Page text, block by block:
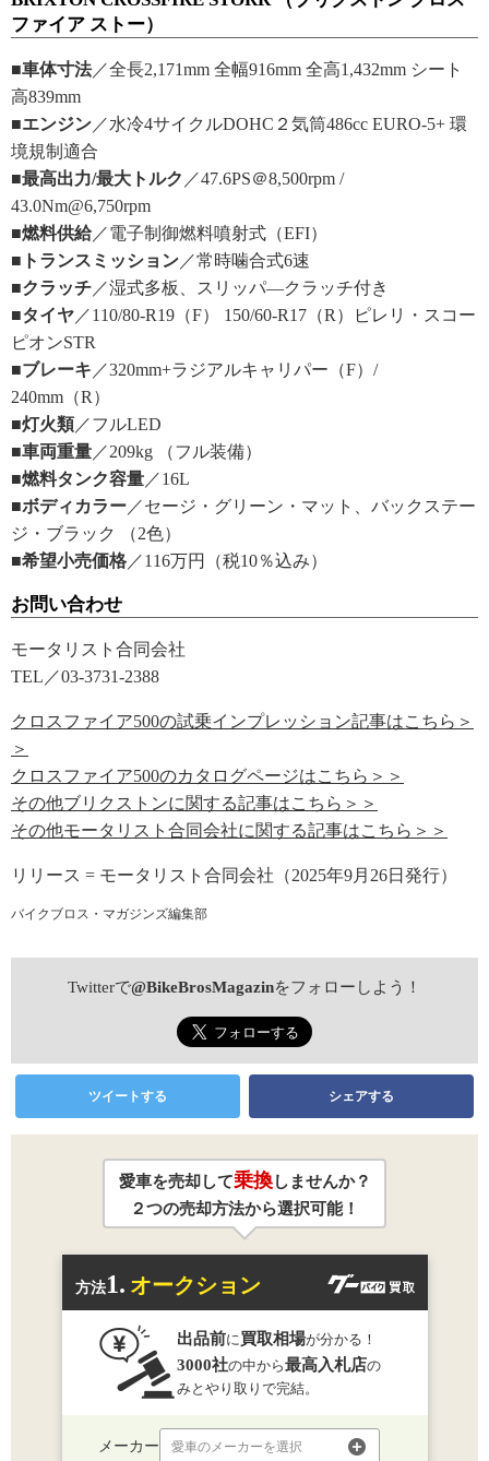
ファイア ストー）
■車体寸法／全長2,171mm 全幅916mm 全高1,432mm シート
高839mm
■エンジン ／水冷4サイクルDOHC２気筒486cc EURO-5+ 環
境規制適合
■最高出力/最大トルク ／47.6PS＠8,500rpm /
43.0Nm@6,750rpm
■燃料供給／電子制御燃料噴射式（EFI）
■トランスミッション ／常時噛合式6速
■クラッチ ／湿式多板、スリッパ―クラッチ付き
■タイヤ ／110/80-R19（F） 150/60-R17（R）ピレリ・スコー
ピオンSTR
■ブレーキ ／320mm+ラジアルキャリパー（F）/
240mm（R）
■灯火類／フルLED
■車両重量 ／209kg （フル装備）
■燃料タンク容量 ／16L
■ボディカラー ／セージ・グリーン・マット、バックステー
ジ・ブラック （2色）
■希望小売価格 ／116万円（税10％込み）
お問い合わせ
モータリスト合同会社
TEL／03-3731-2388
クロスファイア500の試乗インプレッション記事はこちら＞
＞
クロスファイア500のカタログページはこちら＞＞
その他ブリクストンに関する記事はこちら＞＞
その他モータリスト合同会社に関する記事はこちら＞＞
リリース = モータリスト合同会社（2025年9月26日発行）
バイクブロス・マガジンズ編集部
Twitterで@BikeBrosMagazinをフォローしよう！
ツイートする シェアする
愛車を売却して乗換しませんか？
２つの売却方法から選択可能！
方法1. オークション
出品前に 買取相場が分かる！
3000社の中から最高入札店の
みとやり取りで完結。
メーカー 愛車のメーカーを選択